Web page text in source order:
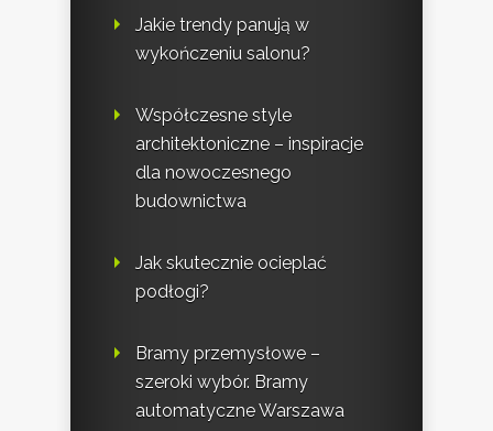
Jakie trendy panują w
wykończeniu salonu?
Współczesne style
architektoniczne – inspiracje
dla nowoczesnego
budownictwa
Jak skutecznie ocieplać
podłogi?
Bramy przemysłowe –
szeroki wybór. Bramy
automatyczne Warszawa